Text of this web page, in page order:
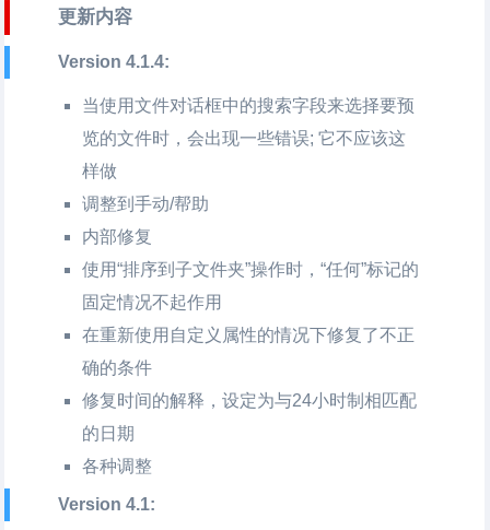
更新内容
Version 4.1.4:
当使用文件对话框中的搜索字段来选择要预
览的文件时，会出现一些错误; 它不应该这
样做
调整到手动/帮助
内部修复
使用“排序到子文件夹”操作时，“任何”标记的
固定情况不起作用
在重新使用自定义属性的情况下修复了不正
确的条件
修复时间的解释，设定为与24小时制相匹配
的日期
各种调整
Version 4.1: